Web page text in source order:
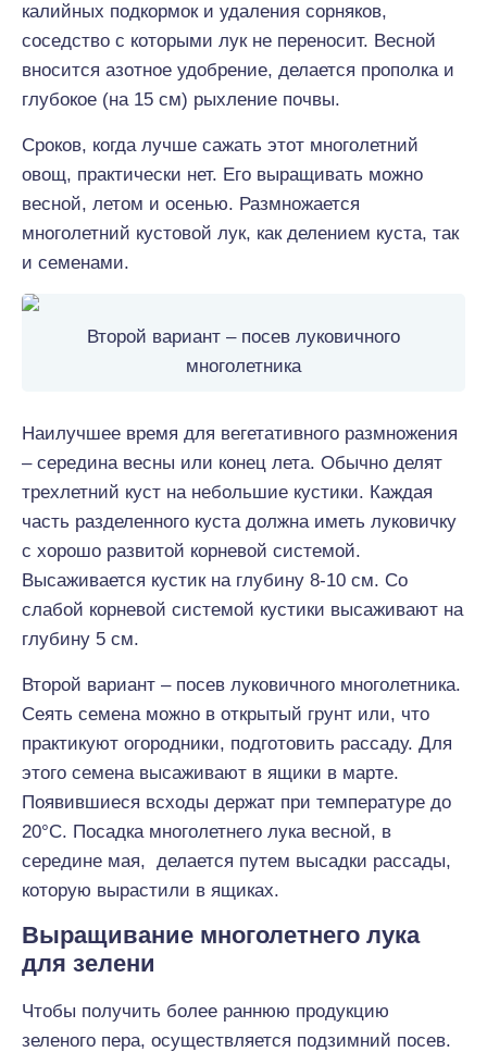
калийных подкормок и удаления сорняков,
соседство с которыми лук не переносит. Весной
вносится азотное удобрение, делается прополка и
глубокое (на 15 см) рыхление почвы.
Сроков, когда лучше сажать этот многолетний
овощ, практически нет. Его выращивать можно
весной, летом и осенью. Размножается
многолетний кустовой лук, как делением куста, так
и семенами.
Второй вариант – посев луковичного
многолетника
Наилучшее время для вегетативного размножения
– середина весны или конец лета. Обычно делят
трехлетний куст на небольшие кустики. Каждая
часть разделенного куста должна иметь луковичку
с хорошо развитой корневой системой.
Высаживается кустик на глубину 8-10 см. Со
слабой корневой системой кустики высаживают на
глубину 5 см.
Второй вариант – посев луковичного многолетника.
Сеять семена можно в открытый грунт или, что
практикуют огородники, подготовить рассаду. Для
этого семена высаживают в ящики в марте.
Появившиеся всходы держат при температуре до
20°С. Посадка многолетнего лука весной, в
середине мая, делается путем высадки рассады,
которую вырастили в ящиках.
Выращивание многолетнего лука
для зелени
Чтобы получить более раннюю продукцию
зеленого пера, осуществляется подзимний посев.